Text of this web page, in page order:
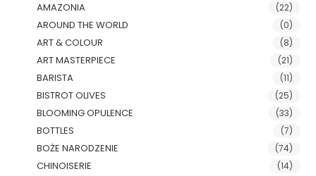
AMAZONIA (22)
AROUND THE WORLD (0)
ART & COLOUR (8)
ART MASTERPIECE (21)
BARISTA (11)
BISTROT OLIVES (25)
BLOOMING OPULENCE (33)
BOTTLES (7)
BOŻE NARODZENIE (74)
CHINOISERIE (14)